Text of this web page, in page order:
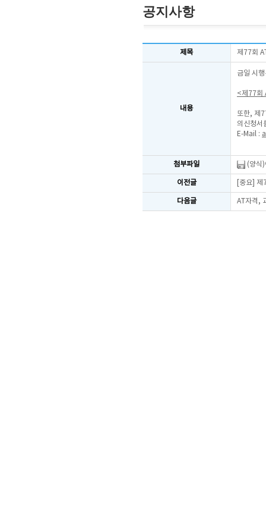
공지사항
제목 제77회
내용
금일 시
<제77회
또한, 제
의신청서
E-Mail :
첨부파일 (양식
이전글 [중요]
다음글 AT자격,